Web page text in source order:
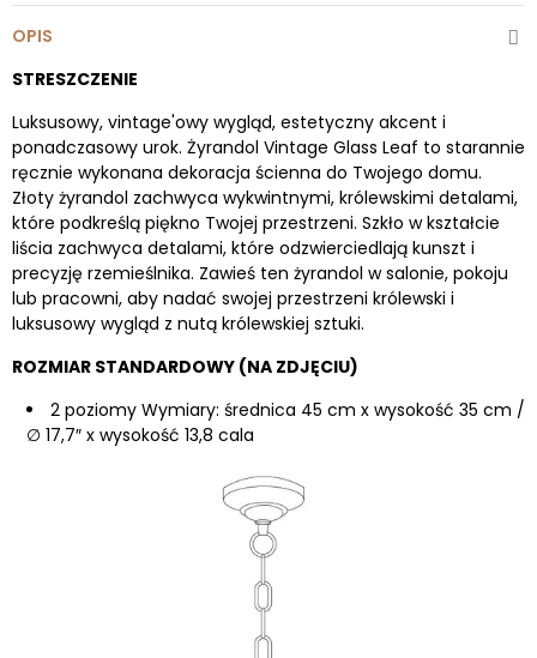
OPIS
STRESZCZENIE
Luksusowy, vintage'owy wygląd, estetyczny akcent i
ponadczasowy urok. Żyrandol Vintage Glass Leaf to starannie
ręcznie wykonana dekoracja ścienna do Twojego domu.
Złoty żyrandol zachwyca wykwintnymi, królewskimi detalami,
które podkreślą piękno Twojej przestrzeni. Szkło w kształcie
liścia zachwyca detalami, które odzwierciedlają kunszt i
precyzję rzemieślnika. Zawieś ten żyrandol w salonie, pokoju
lub pracowni, aby nadać swojej przestrzeni królewski i
luksusowy wygląd z nutą królewskiej sztuki.
ROZMIAR STANDARDOWY (NA ZDJĘCIU)
2 poziomy Wymiary: średnica 45 cm x wysokość 35 cm /
∅ 17,7″ x wysokość 13,8 cala